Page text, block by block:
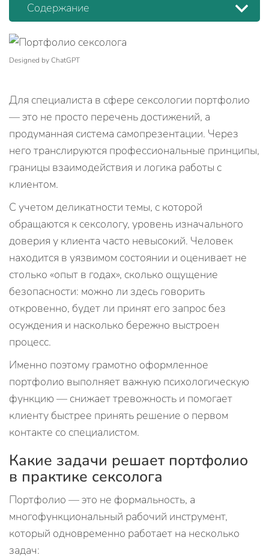
Содержание
Designed by ChatGPT
Для специалиста в сфере сексологии портфолио
— это не просто перечень достижений, а
продуманная система самопрезентации. Через
него транслируются профессиональные принципы,
границы взаимодействия и логика работы с
клиентом.
С учетом деликатности темы, с которой
обращаются к сексологу, уровень изначального
доверия у клиента часто невысокий. Человек
находится в уязвимом состоянии и оценивает не
столько «опыт в годах», сколько ощущение
безопасности: можно ли здесь говорить
откровенно, будет ли принят его запрос без
осуждения и насколько бережно выстроен
процесс.
Именно поэтому грамотно оформленное
портфолио выполняет важную психологическую
функцию — снижает тревожность и помогает
клиенту быстрее принять решение о первом
контакте со специалистом.
Какие задачи решает портфолио
в практике сексолога
Портфолио — это не формальность, а
многофункциональный рабочий инструмент,
который одновременно работает на несколько
задач: